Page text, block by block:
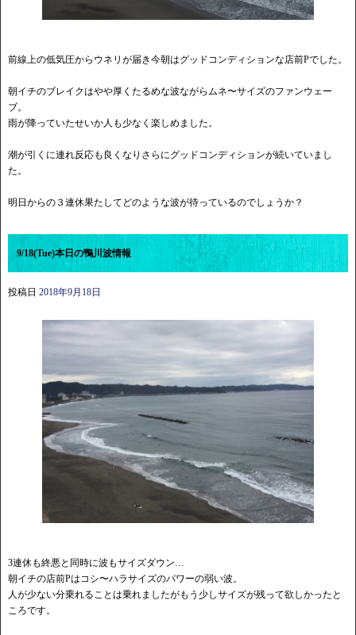
前線上の低気圧からウネリが届き今朝はグッドコンディションな店前Pでした。
朝イチのブレイクはやや厚くたるめな波ながらムネ〜サイズのファンウェー
ブ。
雨が降っていたせいか人も少なく楽しめました。
潮が引くに連れ反応も良くなりさらにグッドコンディションが続いていまし
た。
明日からの３連休果たしてどのような波が待っているのでしょうか？
9/18(Tue)本日の鴨川波情報
投稿日 2018年9月18日
3連休も終悪と同時に波もサイズダウン…
朝イチの店前Pはコシ〜ハラサイズのパワーの弱い波。
人が少ない分乗れることは乗れましたがもう少しサイズが残って欲しかったと
ころです。